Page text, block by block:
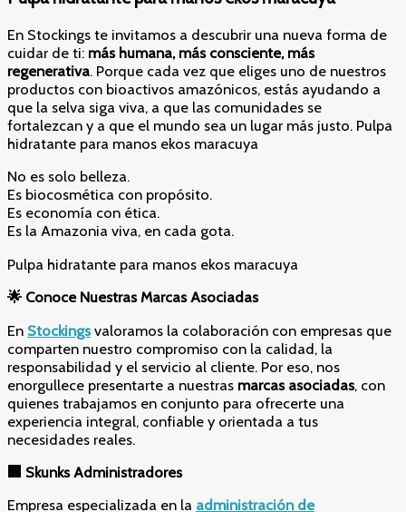
En Stockings te invitamos a descubrir una nueva forma de
cuidar de ti: más humana, más consciente, más
regenerativa. Porque cada vez que eliges uno de nuestros
productos con bioactivos amazónicos, estás ayudando a
que la selva siga viva, a que las comunidades se
fortalezcan y a que el mundo sea un lugar más justo. Pulpa
hidratante para manos ekos maracuya
No es solo belleza.
Es biocosmética con propósito.
Es economía con ética.
Es la Amazonia viva, en cada gota.
Pulpa hidratante para manos ekos maracuya
🌟 Conoce Nuestras Marcas Asociadas
En Stockingsvaloramos la colaboración con empresas que
comparten nuestro compromiso con la calidad, la
responsabilidad y el servicio al cliente. Por eso, nos
enorgullece presentarte a nuestras marcas asociadas, con
quienes trabajamos en conjunto para ofrecerte una
experiencia integral, confiable y orientada a tus
necesidades reales.
🏢 Skunks Administradores
Empresa especializada en la administración de